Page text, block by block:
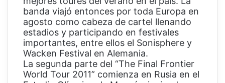
banda viajó entonces por toda Europa en
agosto como cabeza de cartel llenando
estadios y participando en festivales
importantes, entre ellos el Sonisphere y
Wacken Festival en Alemania.
La segunda parte del “The Final Frontier
World Tour 2011” comienza en Rusia en el